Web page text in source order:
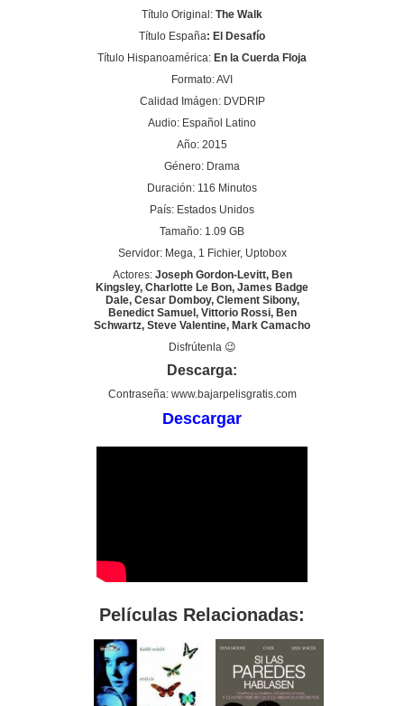
Título Original: The Walk
Título España: El Desafío
Título Hispanoamérica: En la Cuerda Floja
Formato: AVI
Calidad Imágen: DVDRIP
Audio: Español Latino
Año: 2015
Género: Drama
Duración: 116 Minutos
País: Estados Unidos
Tamaño: 1.09 GB
Servidor: Mega, 1 Fichier, Uptobox
Actores:Joseph Gordon-Levitt, Ben
Kingsley, Charlotte Le Bon, James Badge
Dale, Cesar Domboy, Clement Sibony,
Benedict Samuel, Vittorio Rossi, Ben
Schwartz, Steve Valentine, Mark Camacho
Disfrútenla 😉
Descarga:
Contraseña: www.bajarpelisgratis.com
Descargar
Películas Relacionadas: